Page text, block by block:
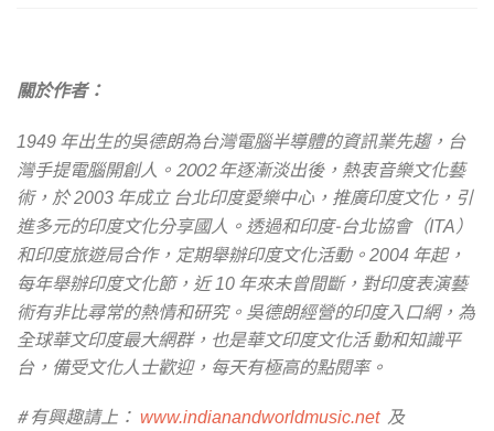
關於作者：
1949 年出生的吳德朗為台灣電腦半導體的資訊業先趨，台
灣手提電腦開創人。2002 年逐漸淡出後，熱衷音樂文化藝
術，於2003 年成立 台北印度愛樂中心，推廣印度文化，引
進多元的印度文化分享國人。透過和印度-台北協會（ITA ）
和印度旅遊局合作，定期舉辦印度文化活動。 2004 年起，
每年舉辦印度文化節，近10 年來未曾間斷，對印度表演藝
術有非比尋常的熱情和研究。吳德朗經營的印度入口網，為
全球華文印度最大網群，也是華文印度文化活 動和知識平
台，備受文化人士歡迎，每天有極高的點閱率。
# 有興趣請上： www.indianandworldmusic.net 及